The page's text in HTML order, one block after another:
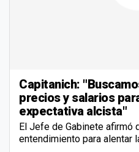
Capitanich:
precios y salarios
expectativa alcista"
El Jefe de Gabinete afirmó
entendimiento para alentar